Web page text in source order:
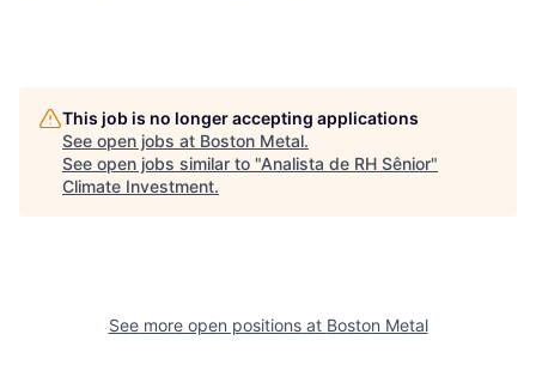
This job is no longer accepting applications
See open jobs at Boston Metal.
See open jobs similar to "Analista de RH Sênior"
Climate Investment.
See more open positions at Boston Metal